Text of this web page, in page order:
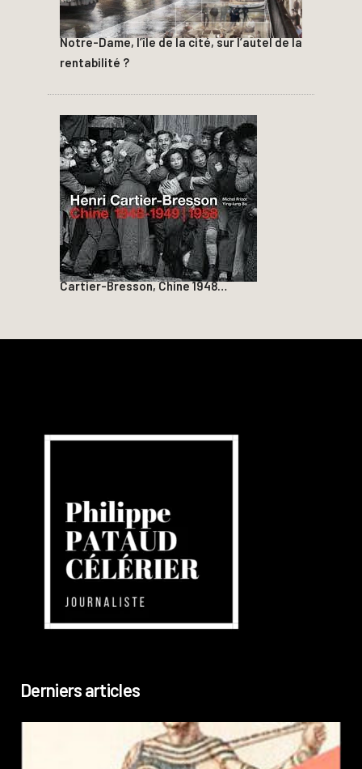
Notre-Dame, l’île de la cité, sur l’autel de la
rentabilité ?
Cartier-Bresson, Chine 1948…
Derniers articles